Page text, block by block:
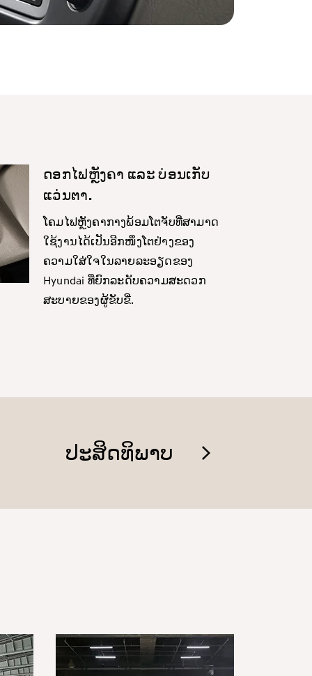
ດອກໄຟຫຼັງຄາ ແລະ ບ່ອນເກັບ
ແວ່ນຕາ.
ໂຄມໄຟຫຼັງຄາກາງພ້ອມໂຕຈັບທີ່ສາມາດ
ໃຊ້ງານໄດ້ເປັນອີກໜຶ່ງໂຕຢ່າງຂອງ
ຄວາມໃສ່ໃຈໃນລາຍລະອຽດຂອງ
Hyundai ທີ່ຍົກລະດັບຄວາມສະດວກ
ສະບາຍຂອງຜູ້ຂັບຂີ່.
ປະສິດທິພາບ